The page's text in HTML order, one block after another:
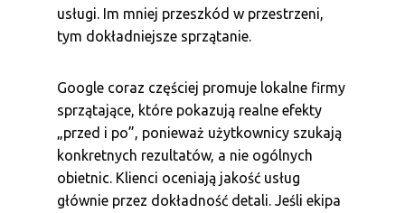
usługi. Im mniej przeszkód w przestrzeni,
tym dokładniejsze sprzątanie.
Google coraz częściej promuje lokalne firmy
sprzątające, które pokazują realne efekty
„przed i po”, ponieważ użytkownicy szukają
konkretnych rezultatów, a nie ogólnych
obietnic. Klienci oceniają jakość usług
głównie przez dokładność detali. Jeśli ekipa